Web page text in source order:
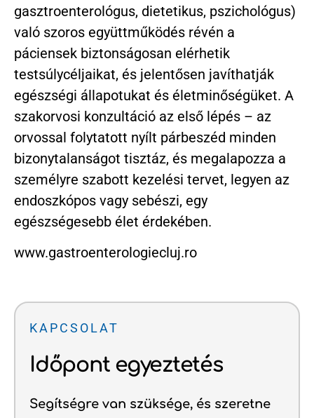
gasztroenterológus, dietetikus, pszichológus)
való szoros együttműködés révén a
páciensek biztonságosan elérhetik
testsúlycéljaikat, és jelentősen javíthatják
egészségi állapotukat és életminőségüket. A
szakorvosi konzultáció az első lépés – az
orvossal folytatott nyílt párbeszéd minden
bizonytalanságot tisztáz, és megalapozza a
személyre szabott kezelési tervet, legyen az
endoszkópos vagy sebészi, egy
egészségesebb élet érdekében.
www.gastroenterologiecluj.ro
KAPCSOLAT
Időpont egyeztetés
Segítségre van szüksége, és szeretne